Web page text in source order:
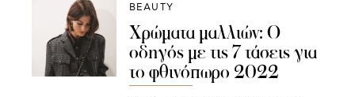
BEAUTY
Χρώματα μαλλιών: Ο
οδηγός με τις 7 τάσεις για
το φθινόπωρο 2022